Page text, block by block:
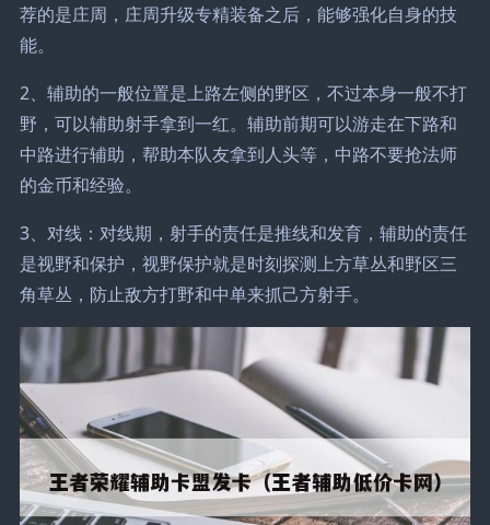
荐的是庄周，庄周升级专精装备之后，能够强化自身的技
能。
2、辅助的一般位置是上路左侧的野区，不过本身一般不打
野，可以辅助射手拿到一红。辅助前期可以游走在下路和
中路进行辅助，帮助本队友拿到人头等，中路不要抢法师
的金币和经验。
3、对线：对线期，射手的责任是推线和发育，辅助的责任
是视野和保护，视野保护就是时刻探测上方草丛和野区三
角草丛，防止敌方打野和中单来抓己方射手。